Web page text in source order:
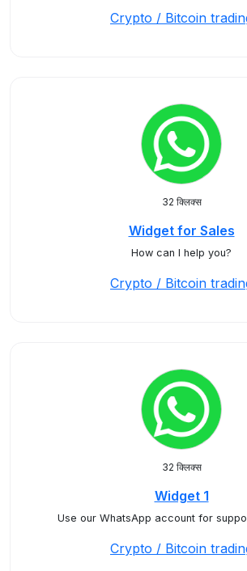
Crypto / Bitcoin
32 क्लिक्स
Widget for Sales
How can I help you?
Crypto / Bitcoin
32 क्लिक्स
Widget 1
Use our WhatsApp account for
Crypto / Bitcoin